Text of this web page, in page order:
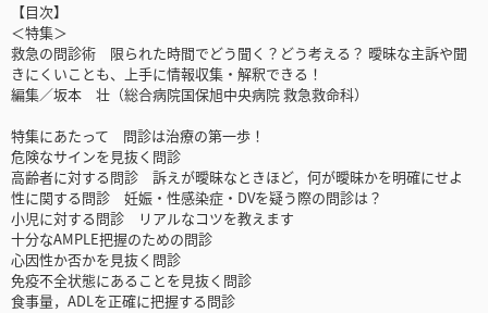
【目次】
＜特集＞
救急の問診術 限られた時間でどう聞く？どう考える？ 曖昧な主訴や聞
きにくいことも、上手に情報収集・解釈できる！
編集／坂本 壮（総合病院国保旭中央病院 救急救命科）
特集にあたって 問診は治療の第一歩！
危険なサインを見抜く問診
高齢者に対する問診 訴えが曖昧なときほど，何が曖昧かを明確にせよ
性に関する問診 妊娠・性感染症・DVを疑う際の問診は？
小児に対する問診 リアルなコツを教えます
十分なAMPLE把握のための問診
心因性か否かを見抜く問診
免疫不全状態にあることを見抜く問診
食事量，ADLを正確に把握する問診